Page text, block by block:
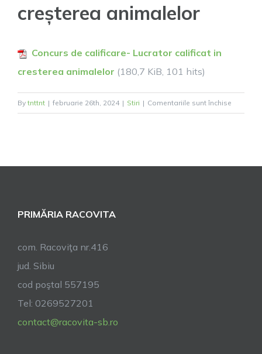
creșterea animalelor
Concurs de calificare- Lucrator calificat in
cresterea animalelor (180,7 KiB, 101 hits)
By tnttnt | februarie 26th, 2024 | Stiri | Comentariile sunt închise
Concurs
PRIMĂRIA RACOVITA
com. Racoviţa nr.416
jud. Sibiu
cod poştal 557195
Tel: 0269527201
contact@racovita-sb.ro